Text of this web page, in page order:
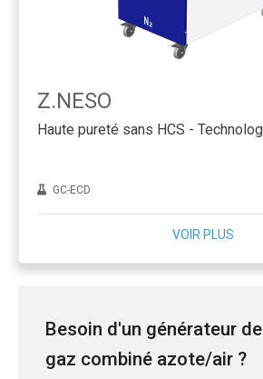
Z.NESO
GC-ECD
VOIR PLUS
Besoin d'un générateur de
gaz combiné azote/air ?